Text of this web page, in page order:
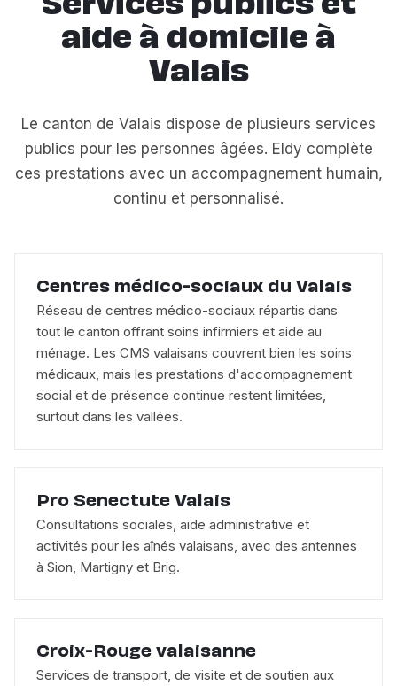
Services publics et
aide à domicile à
Valais
Le canton de Valais dispose de plusieurs services
publics pour les personnes âgées. Eldy complète
ces prestations avec un accompagnement humain,
continu et personnalisé.
Centres médico-sociaux du Valais
Réseau de centres médico-sociaux répartis dans
tout le canton offrant soins infirmiers et aide au
ménage. Les CMS valaisans couvrent bien les soins
médicaux, mais les prestations d'accompagnement
social et de présence continue restent limitées,
surtout dans les vallées.
Pro Senectute Valais
Consultations sociales, aide administrative et
activités pour les aînés valaisans, avec des antennes
à Sion, Martigny et Brig.
Croix-Rouge valaisanne
Services de transport, de visite et de soutien aux